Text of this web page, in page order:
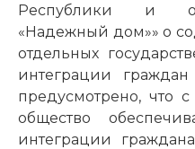
Республики и
«Надежный дом»» о
отдельных
интеграции
предусмотрено, что с
общество
интеграции